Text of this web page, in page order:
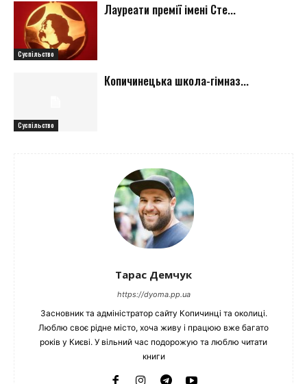
Суспільство
Лауреати премії імені Сте...
Суспільство
Копичинецька школа-гімназ...
Тарас Демчук
https://dyoma.pp.ua
Засновник та адміністратор сайту Копичинці та околиці.
Люблю своє рідне місто, хоча живу і працюю вже багато
років у Києві. У вільний час подорожую та люблю читати
книги